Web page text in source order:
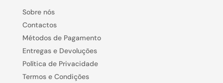
Sobre nós
Contactos
Métodos de Pagamento
Entregas e Devoluções
Política de Privacidade
Termos e Condições